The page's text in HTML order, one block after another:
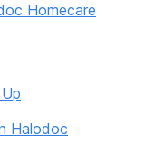
Homecare
Halodoc